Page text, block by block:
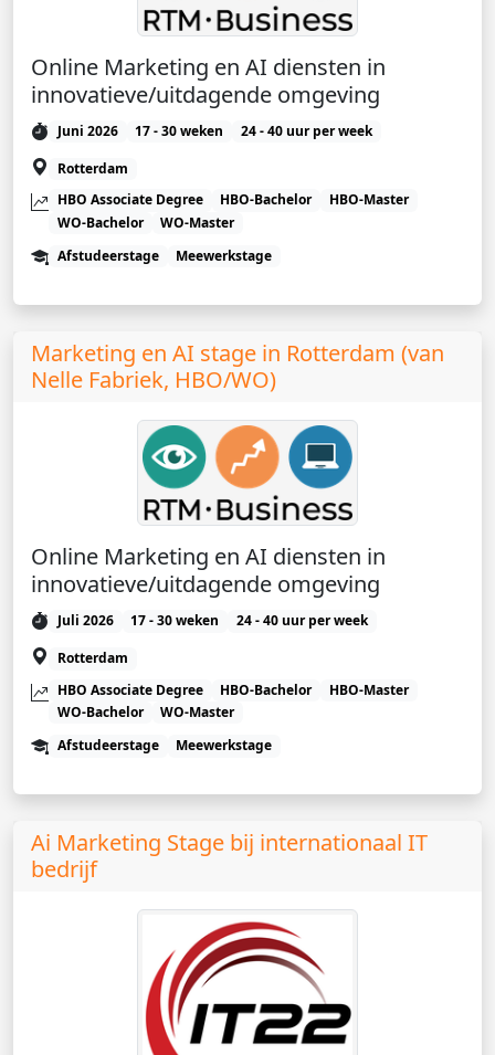
Online Marketing en AI diensten in
innovatieve/uitdagende omgeving
Juni 2026 17 - 30 weken
24 - 40 uur per week
Rotterdam
HBO Associate Degree
HBO-Bachelor
HBO-Master
WO-Bachelor
WO-Master
Afstudeerstage
Meewerkstage
Marketing en AI stage in Rotterdam (van
Nelle Fabriek, HBO/WO)
Online Marketing en AI diensten in
innovatieve/uitdagende omgeving
Juli 2026 17 - 30 weken
24 - 40 uur per week
Rotterdam
HBO Associate Degree
HBO-Bachelor
HBO-Master
WO-Bachelor
WO-Master
Afstudeerstage
Meewerkstage
Ai Marketing Stage bij internationaal IT
bedrijf